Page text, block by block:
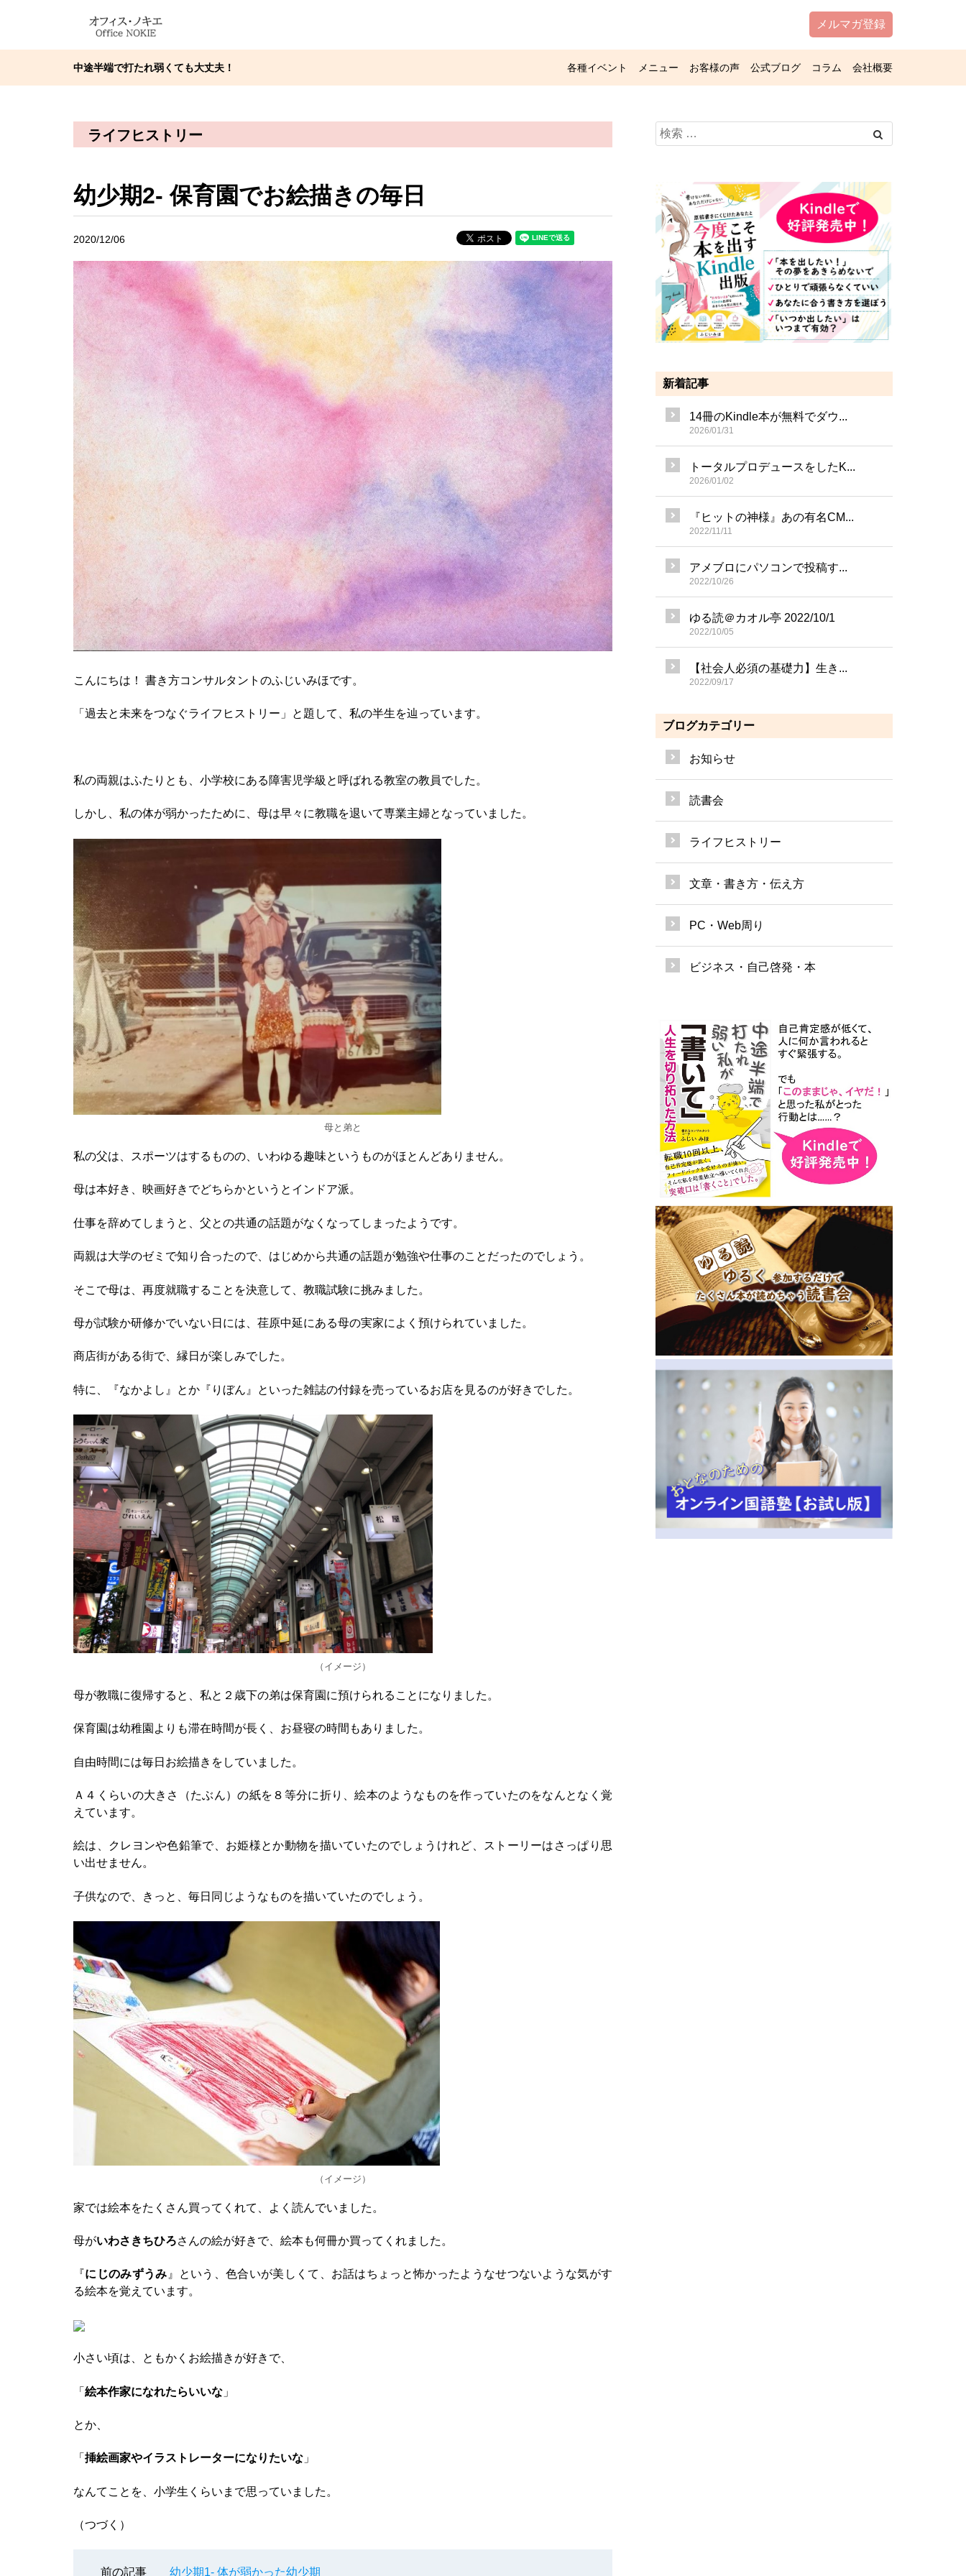
メルマガ登録
中途半端で打たれ弱くても大丈夫！ 各種イベント メニュー お客様の声 公式ブログ コラム 会社概要
ライフヒストリー
幼少期2- 保育園でお絵描きの毎日
2020/12/06
こんにちは！ 書き方コンサルタントのふじいみほです。
「過去と未来をつなぐライフヒストリー」と題して、私の半生を辿っています。
私の両親はふたりとも、小学校にある障害児学級と呼ばれる教室の教員でした。
しかし、私の体が弱かったために、母は早々に教職を退いて専業主婦となっていました。
母と弟と
私の父は、スポーツはするものの、いわゆる趣味というものがほとんどありません。
母は本好き、映画好きでどちらかというとインドア派。
仕事を辞めてしまうと、父との共通の話題がなくなってしまったようです。
両親は大学のゼミで知り合ったので、はじめから共通の話題が勉強や仕事のことだったのでしょう。
そこで母は、再度就職することを決意して、教職試験に挑みました。
母が試験か研修かでいない日には、荏原中延にある母の実家によく預けられていました。
商店街がある街で、縁日が楽しみでした。
特に、『なかよし』とか『りぼん』といった雑誌の付録を売っているお店を見るのが好きでした。
（イメージ）
母が教職に復帰すると、私と２歳下の弟は保育園に預けられることになりました。
保育園は幼稚園よりも滞在時間が長く、お昼寝の時間もありました。
自由時間には毎日お絵描きをしていました。
Ａ４くらいの大きさ（たぶん）の紙を８等分に折り、絵本のようなものを作っていたのをなんとなく覚
えています。
絵は、クレヨンや色鉛筆で、お姫様とか動物を描いていたのでしょうけれど、ストーリーはさっぱり思
い出せません。
子供なので、きっと、毎日同じようなものを描いていたのでしょう。
（イメージ）
家では絵本をたくさん買ってくれて、よく読んでいました。
母がいわさきちひろさんの絵が好きで、絵本も何冊か買ってくれました。
『にじのみずうみ 』という、色合いが美しくて、お話はちょっと怖かったようなせつないような気がす
る絵本を覚えています。
小さい頃は、ともかくお絵描きが好きで、
「 絵本作家になれたらいいな 」
とか、
「 挿絵画家やイラストレーターになりたいな 」
なんてことを、小学生くらいまで思っていました。
（つづく）
前の記事 幼少期1- 体が弱かった幼少期
新着記事
14冊のKindle本が無料でダウ...
2026/01/31
トータルプロデュースをしたK...
2026/01/02
『ヒットの神様』あの有名CM...
2022/11/11
アメブロにパソコンで投稿す...
2022/10/26
ゆる読＠カオル亭 2022/10/1
2022/10/05
【社会人必須の基礎力】生き...
2022/09/17
ブログカテゴリー
お知らせ
読書会
ライフヒストリー
文章・書き方・伝え方
PC・Web周り
ビジネス・自己啓発・本